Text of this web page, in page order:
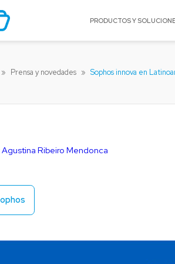
PRODUCTOS Y
de Servicios
POR MARCA
Acronis
Citrix
» Prensa y novedades » Sophos innova en
Agustina Ribeiro Mendonca